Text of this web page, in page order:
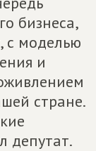
бизнеса,
с моделью
и
стране.
депутат.